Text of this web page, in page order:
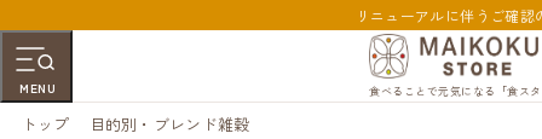
リニューアルに伴うご確認
MENU 食べることで元気になる「食ス
トップ 目的別・ブレンド雑穀